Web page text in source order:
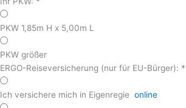
PKW 1,85m H x 5,00m L
PKW größer
ERGO-Reiseversicherung (nur für EU-Bürger): *
Ich versichere mich in Eigenregie online